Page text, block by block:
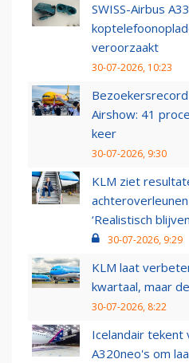
SWISS-Airbus
veroorzaakt
30-07-2026, 10:23
Airshow: 41
keer
30-07-2026, 9:30
KLM ziet
‘Realistisch
30-07-2026, 9:29
KLM laat
kwartaal, maar
30-07-2026, 8:22
Icelandair tekent
A320neo's om